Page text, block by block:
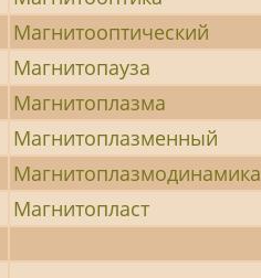
Магнитооптический
Магнитопауза
Магнитоплазма
Магнитоплазменный
Магнитоплазмодинамика
Магнитопласт